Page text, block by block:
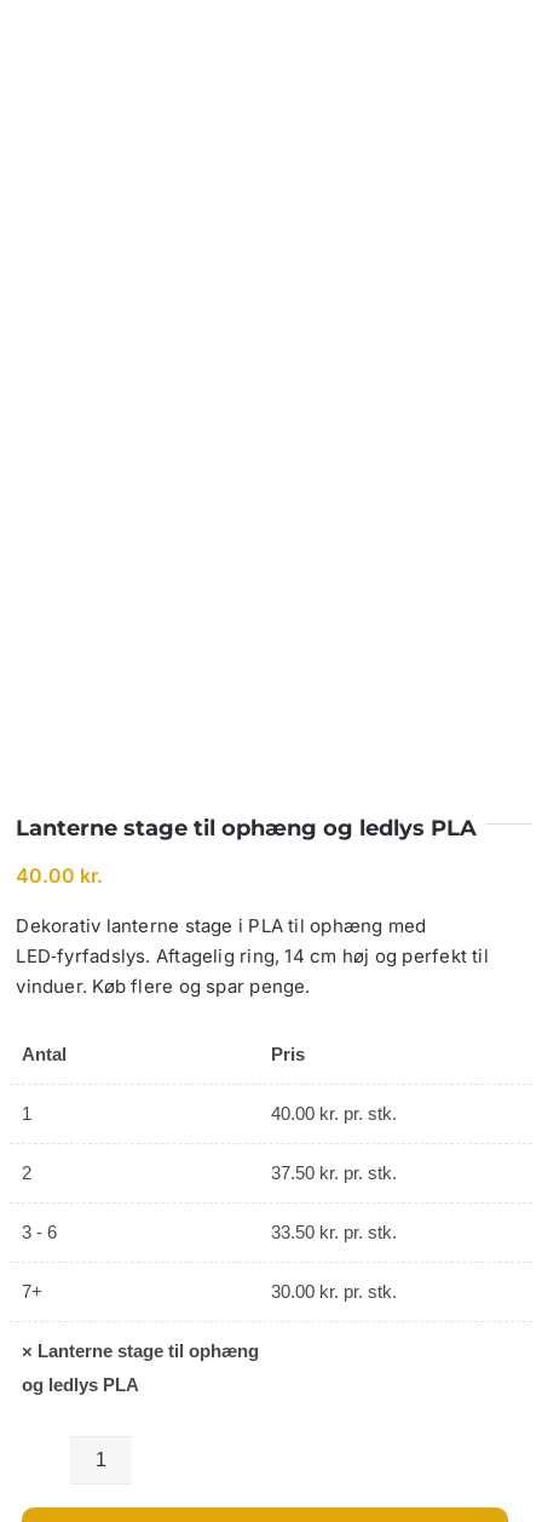
Lanterne stage til ophæng og ledlys PLA
40.00 kr.
Dekorativ lanterne stage i PLA til ophæng med
LED‑fyrfadslys. Aftagelig ring, 14 cm høj og perfekt til
vinduer. Køb flere og spar penge.
Antal Pris
1 40.00 kr. pr. stk.
2 37.50 kr. pr. stk.
3 - 6 33.50 kr. pr. stk.
7+ 30.00 kr. pr. stk.
× Lanterne stage til ophæng
og ledlys PLA
stage